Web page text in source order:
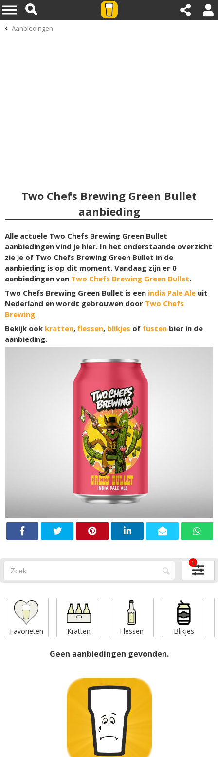
Aanbiedingen
Two Chefs Brewing Green Bullet
aanbieding
Alle actuele Two Chefs Brewing Green Bullet
aanbiedingen vind je hier. In het onderstaande overzicht
zie je of Two Chefs Brewing Green Bullet in de
aanbieding is op dit moment. Vandaag zijn er 0
aanbiedingen van Two Chefs Brewing Green Bullet.
Two Chefs Brewing Green Bullet is een india Pale Ale uit
Nederland en wordt gebrouwen door Two Chefs
Brewing.
Bekijk ook kratten, flessen, blikjes of fusten bier in de
aanbieding.
1
Favorieten Kratten Flessen Blikjes
Geen aanbiedingen gevonden.